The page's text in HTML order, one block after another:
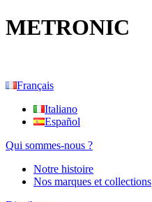
METRONIC
Français
Italiano
Español
Qui sommes-nous ?
Notre histoire
Nos marques et collections